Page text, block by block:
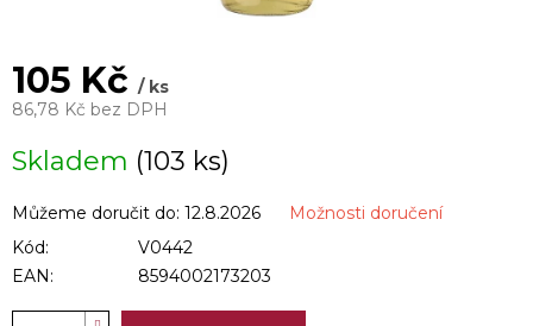
105 Kč/ ks
86,78 Kč bez DPH
cena:
Skladem (103 ks)
Můžeme doručit do: 12.8.2026
Možnosti doručení
Kód:
V0442
EAN:
8594002173203